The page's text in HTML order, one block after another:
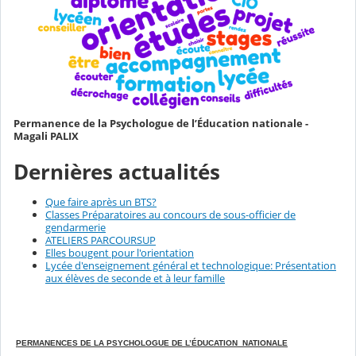
Permanence de la Psychologue de l’Éducation nationale -
Magali PALIX
Dernières actualités
Que faire après un BTS?
Classes Préparatoires au concours de sous-officier de
gendarmerie
ATELIERS PARCOURSUP
Elles bougent pour l'orientation
Lycée d'enseignement général et technologique: Présentation
aux élèves de seconde et à leur famille
PERMANENCES DE LA PSYCHOLOGUE DE L’ÉDUCATION NATIONALE